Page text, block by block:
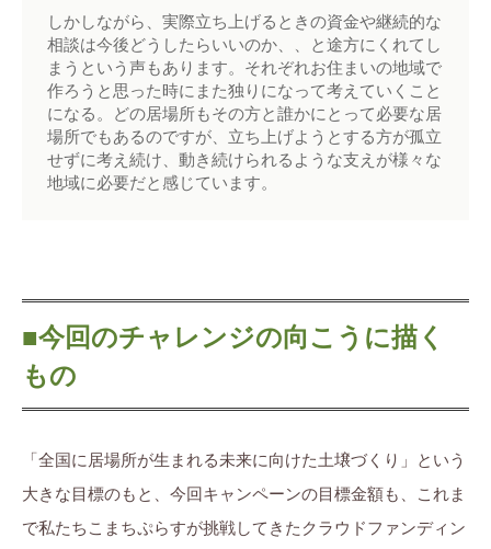
しかしながら、実際立ち上げるときの資金や継続的な
相談は今後どうしたらいいのか、、と途方にくれてし
まうという声もあります。それぞれお住まいの地域で
作ろうと思った時にまた独りになって考えていくこと
になる。どの居場所もその方と誰かにとって必要な居
場所でもあるのですが、立ち上げようとする方が孤立
せずに考え続け、動き続けられるような支えが様々な
地域に必要だと感じています。
■今回のチャレンジの向こうに描く
もの
「全国に居場所が生まれる未来に向けた土壌づくり」という
大きな目標のもと、今回キャンペーンの目標金額も、これま
で私たちこまちぷらすが挑戦してきたクラウドファンディン